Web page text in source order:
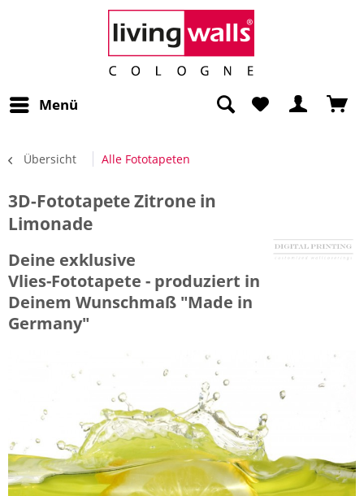
Menü
Übersicht Alle Fototapeten
3D-Fototapete Zitrone in
Limonade
Deine exklusive
Vlies-Fototapete - produziert in
Deinem Wunschmaß "Made in
Germany"